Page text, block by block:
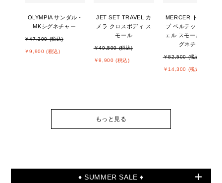
OLYMPIA サンダル -
MKシグネチャー
￥47,300 (税込)
￥9,900 (税込)
JET SET TRAVEL カ
メラ クロスボディ ス
モール
￥49,500 (税込)
￥9,900 (税込)
MERCER トップジッ
プ ベルテッド サッチ
ェル スモール - MKシ
グネチャー
￥82,500 (税込)
￥14,300 (税込)
もっと見る
♦ SUMMER SALE ♦